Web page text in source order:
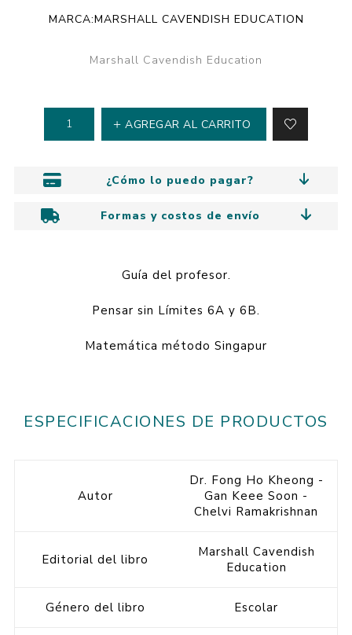
MARCA:MARSHALL CAVENDISH EDUCATION
Marshall Cavendish Education
AGREGAR AL CARRITO
¿Cómo lo puedo pagar?
Formas y costos de envío
Guía del profesor.
Pensar sin Límites 6A y 6B.
Matemática método Singapur
ESPECIFICACIONES DE PRODUCTOS
Autor
Dr. Fong Ho Kheong -
Gan Keee Soon -
Chelvi Ramakrishnan
Editorial del libro
Marshall Cavendish
Education
Género del libro Escolar